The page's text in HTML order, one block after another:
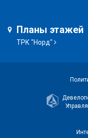
Планы этажей
ТРК "Норд"